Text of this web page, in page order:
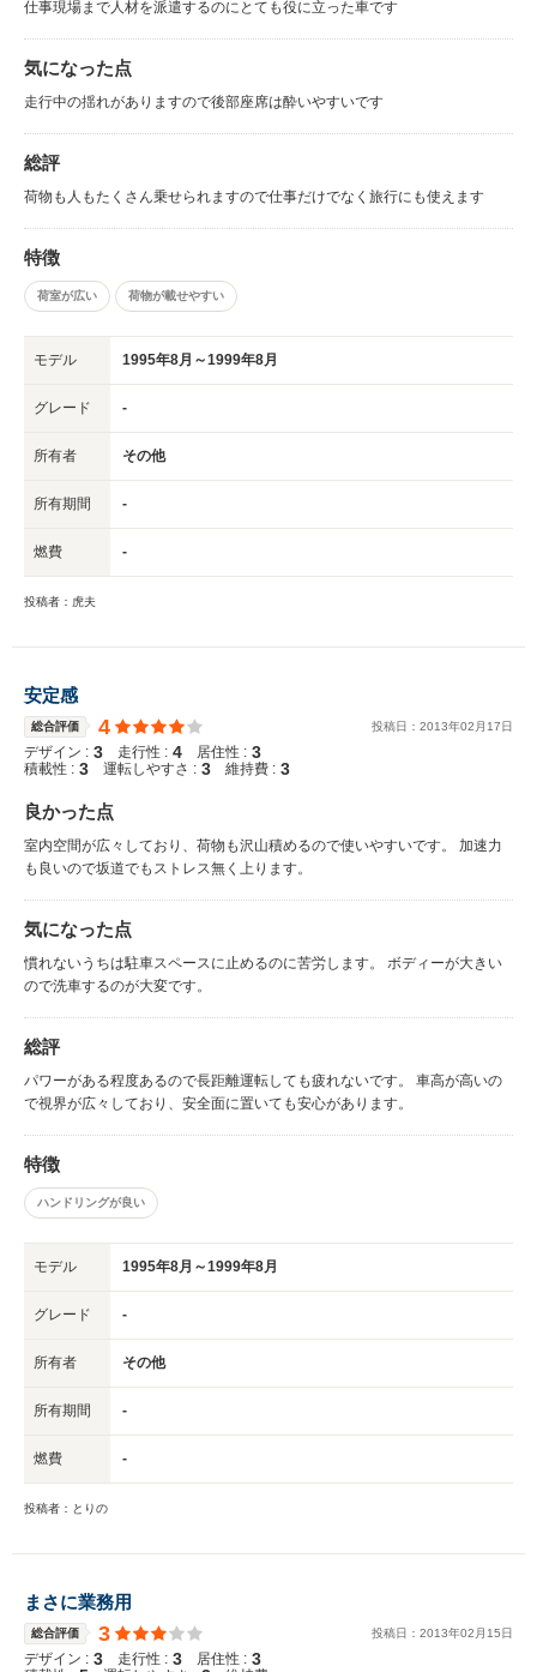
仕事現場まで人材を派遣するのにとても役に立った車です
気になった点
走行中の揺れがありますので後部座席は酔いやすいです
総評
荷物も人もたくさん乗せられますので仕事だけでなく旅行にも使えます
特徴
荷室が広い 荷物が載せやすい
モデル 1995年8月～1999年8月
グレード -
所有者 その他
所有期間 -
燃費 -
投稿者：虎夫
安定感
総合評価 4 投稿日： 2013年02 月 17日
デザイン : 3 走行性 : 4 居住性 : 3
積載性 : 3 運転しやすさ : 3 維持費 : 3
良かった点
室内空間が広々しており、荷物も沢山積めるので使いやすいです。 加速力
も良いので坂道でもストレス無く上ります。
気になった点
慣れないうちは駐車スペースに止めるのに苦労します。 ボディーが大きい
ので洗車するのが大変です。
総評
パワーがある程度あるので長距離運転しても疲れないです。 車高が高いの
で視界が広々しており、安全面に置いても安心があります。
特徴
ハンドリングが良い
モデル 1995年8月～1999年8月
グレード -
所有者 その他
所有期間 -
燃費 -
投稿者：とりの
まさに業務用
総合評価 3 投稿日： 2013年02 月 15日
デザイン : 3 走行性 : 3 居住性 : 3